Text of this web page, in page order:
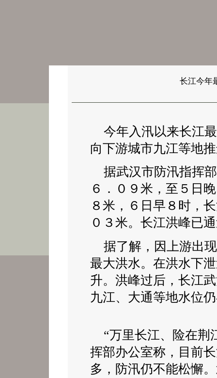
长江今年
今年入汛以来长江
向下游城市九江等地
据武汉市防汛指挥
６．０９米，至５日
８米，６日早８时，
０３米。长江洪峰已
据了解，因上游出
最大洪水。在洪水下
升。洪峰过后，长江
九江、大通等地水位
“万里长江、险在荆
挥部办公室称，目前
多，防汛仍不能松懈